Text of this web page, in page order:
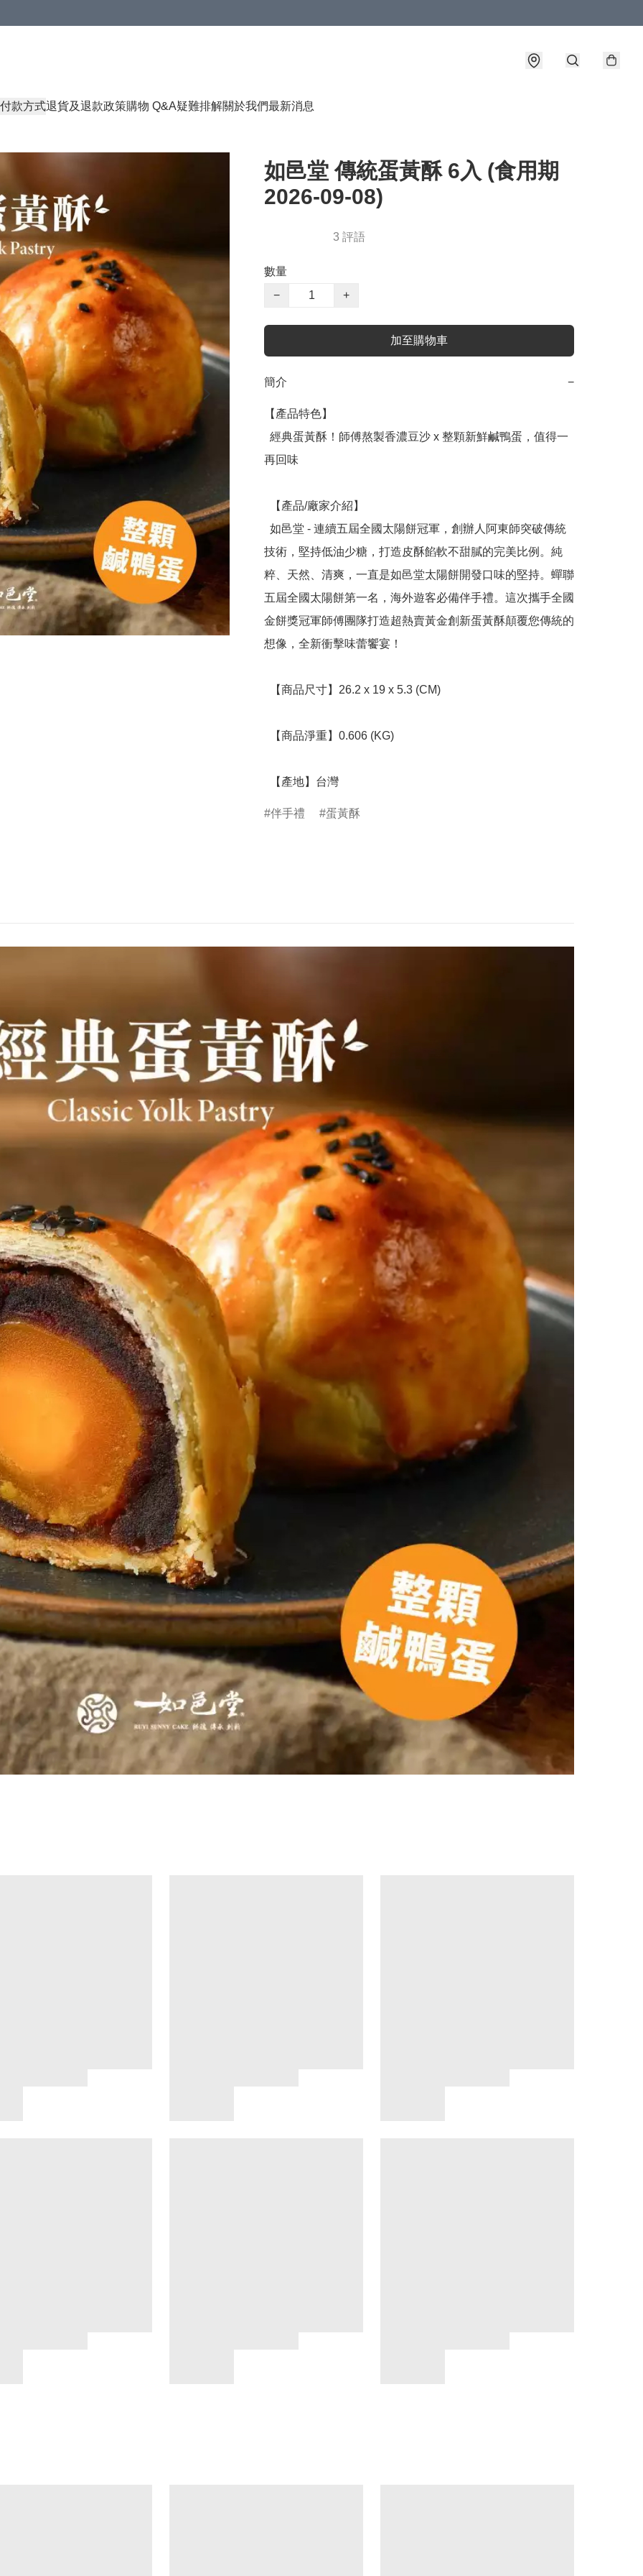
付款方式退貨及退款政策購物 Q&A疑難排解關於我們最新消息
如邑堂 傳統蛋黃酥 6入 (食用期
2026-09-08)
3 評語
數量
−
+
加至購物車
簡介 −
【產品特色】
再回味
技術，堅持低油少糖，打造皮酥餡軟不甜膩的完美比例。純
粹、天然、清爽，一直是如邑堂太陽餅開發口味的堅持。蟬聯
五屆全國太陽餅第一名，海外遊客必備伴手禮。這次攜手全國
金餅獎冠軍師傅團隊打造超熱賣黃金創新蛋黃酥顛覆您傳統的
想像，全新衝擊味蕾饗宴！
  【產地】台灣
伴手禮 蛋黃酥